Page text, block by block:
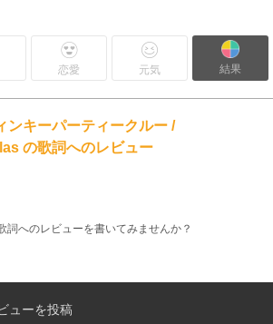
恋愛 元気 結果
ンキーパーティークルー /
の歌詞へのレビュー
詞へのレビューを書いてみませんか？
ューを投稿